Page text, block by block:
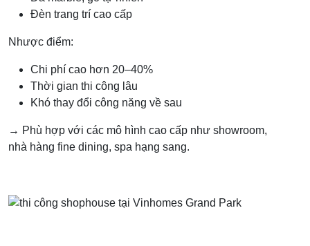
Đèn trang trí cao cấp
Nhược điểm:
Chi phí cao hơn 20–40%
Thời gian thi công lâu
Khó thay đổi công năng về sau
→ Phù hợp với các mô hình cao cấp như showroom,
nhà hàng fine dining, spa hạng sang.